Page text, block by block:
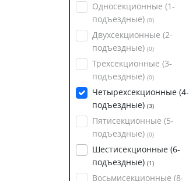
Односекционные (1-
подъездные) (0)
Двухсекционные (2-
подъездные) (0)
Трехсекционные (3-
подъездные) (0)
Четырехсекционные (4-
подъездные) (3)
Пятисекционные (5-
подъездные) (0)
Шестисекционные (6-
подъездные) (1)
Восьмисекционные (8-